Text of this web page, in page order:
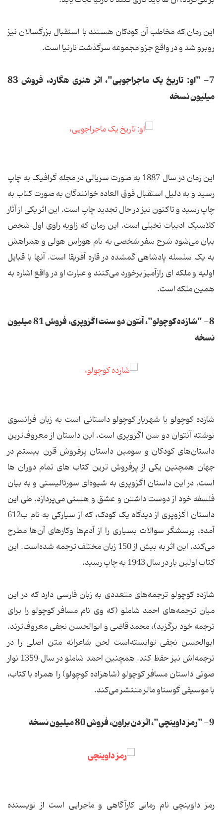
این رمان که مخاطب آن کودکان هستند با استقبال بزرگسالان نیز
روبرو شد و در واقع جزو مجموعه سرگذشت نارنیا است.
7- "او: تاریخ یک ماجراجویی"، اثر هنری هگارد، فروش 83
میلیون نسخه
این رمان در سال 1887 به صورت سریالی در مجله گرافیک به چاپ
رسید و به دلیل استقبال فوق العاده خوانندگان به صورت کتاب به
چاپ رسید و تاکنون نیز در حال تجدید چاپ است. این اثر یکی از آثار
کلاسیک ادبیات تخیلی است. این رمان که زاویه راوی اول شخص
بیان می‌شود شرح سفر شخصی به نام هوراس هولی و همراهش
به یک سلسله پادشاهی گمشده در قاره آفریقا است. آنها با قبایل
اولیه و ملکه ای رازآمیز برخورد می‌کنند و عبارت او در واقع اشاره به
همین ملکه است.
8- "شازده کوچولو"، آنتون دو سنت اگزوپری، فروش 81 میلیون
نسخه
شازده کوچولو یا شهریار کوچولو داستانی است به زبان فرانسوی
نوشته آنتوان دو سن اگزوپری است. این داستان از معروف‌ترین
داستان‌های کودکان و سومین داستان پرفروش قرن بیستم در
جهان همچنین یکی از پرفروش ترین کتاب های تمام دوران ها
است. در این داستان اگزوپری به شیوه‌ای سورئالیستی و به بیان
فلسفه خود از دوست داشتن و عشق و هستی می‌پردازد. طی این
داستان اگزوپری از دیدگاه یک کودک، که از سیارکی به نام ب612
آمده، پرسشگر سوالات بسیاری را از آدم‌ها وکارهای آن‌ها مطرح
می‌کند. این اثر به بیش از 150 زبان مختلف ترجمه شده‌است. این
کتاب اولین بار در سال 1943 به چاپ رسید.
شازده کوچولو ترجمه‌های متعددی به زبان فارسی دارد که در این
میان ترجمه‌های احمد شاملو (که وی نام مسافر کوچولو را برای
ترجمه خود برگزید)، محمد قاضی و ابوالحسن نجفی معروف‌ترند.
ابوالحسن نجفی توانسته‌است لحن شاعرانه متن اصلی را در
ترجمه‌اش نیز حفظ کند. همچنین احمد شاملو در سال 1359 نوار
صوتی داستان مسافر کوچولو (شاهزاده کوچولو) را همراه با کتاب،
با موسیقی گوستاو مالر منتشر می‌کند.
9- "رمز داوینچی"، اثر دن براون، فروش 80 میلیون نسخه
رمز داوینچی نام رمانی کارآگاهی و ماجرایی است از نویسنده